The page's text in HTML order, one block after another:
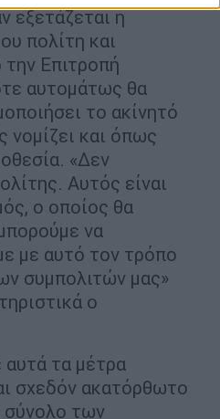
εξετάζεται η
πολίτη και
την Επιτροπή
αυτομάτως θα
το ακίνητό
νομίζει και όπως
«Δεν
Αυτός είναι
ο οποίος θα
να
με αυτό τον τρόπο
συμπολιτών μας»
ο
τα μέτρα
σχεδόν ακατόρθωτο
σύνολο των